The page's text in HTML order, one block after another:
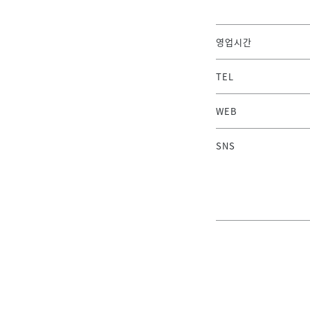
영업시간
TEL
WEB
SNS